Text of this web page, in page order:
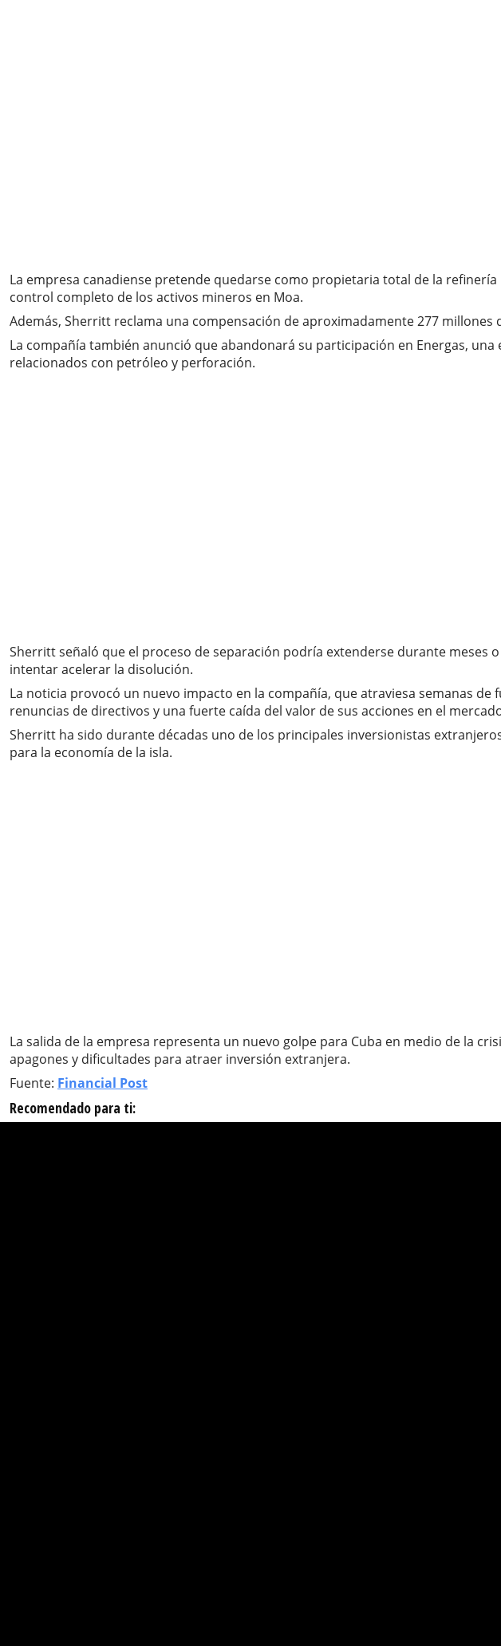
La empresa canadiense pretende quedarse como propietaria total de la
control completo de los activos mineros en Moa.
Además, Sherritt reclama una compensación de aproximadamente 277
La compañía también anunció que abandonará su participación en Energas,
relacionados con petróleo y perforación.
Sherritt señaló que el proceso de separación podría extenderse durante
intentar acelerar la disolución.
La noticia provocó un nuevo impacto en la compañía, que atraviesa semanas
renuncias de directivos y una fuerte caída del valor de sus acciones en el
Sherritt ha sido durante décadas uno de los principales inversionistas
para la economía de la isla.
La salida de la empresa representa un nuevo golpe para Cuba en medio de la
apagones y dificultades para atraer inversión extranjera.
Fuente: Financial Post
Recomendado para ti: